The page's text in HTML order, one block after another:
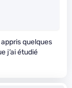
quelques
j’ai étudié